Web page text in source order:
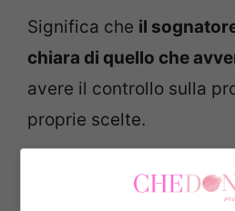
Significa che il
chiara di quello che
avere il controllo sulla
proprie scelte.
Sognare di volare e